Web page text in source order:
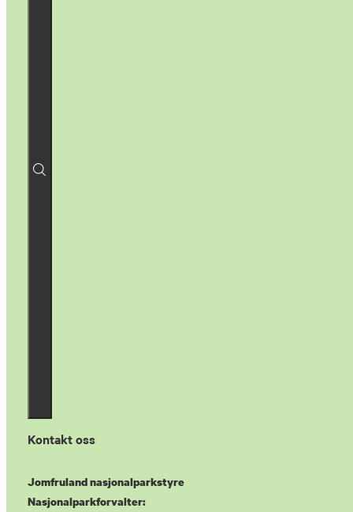
Kontakt oss
Jomfruland nasjonalparkstyre
Nasjonalparkforvalter: